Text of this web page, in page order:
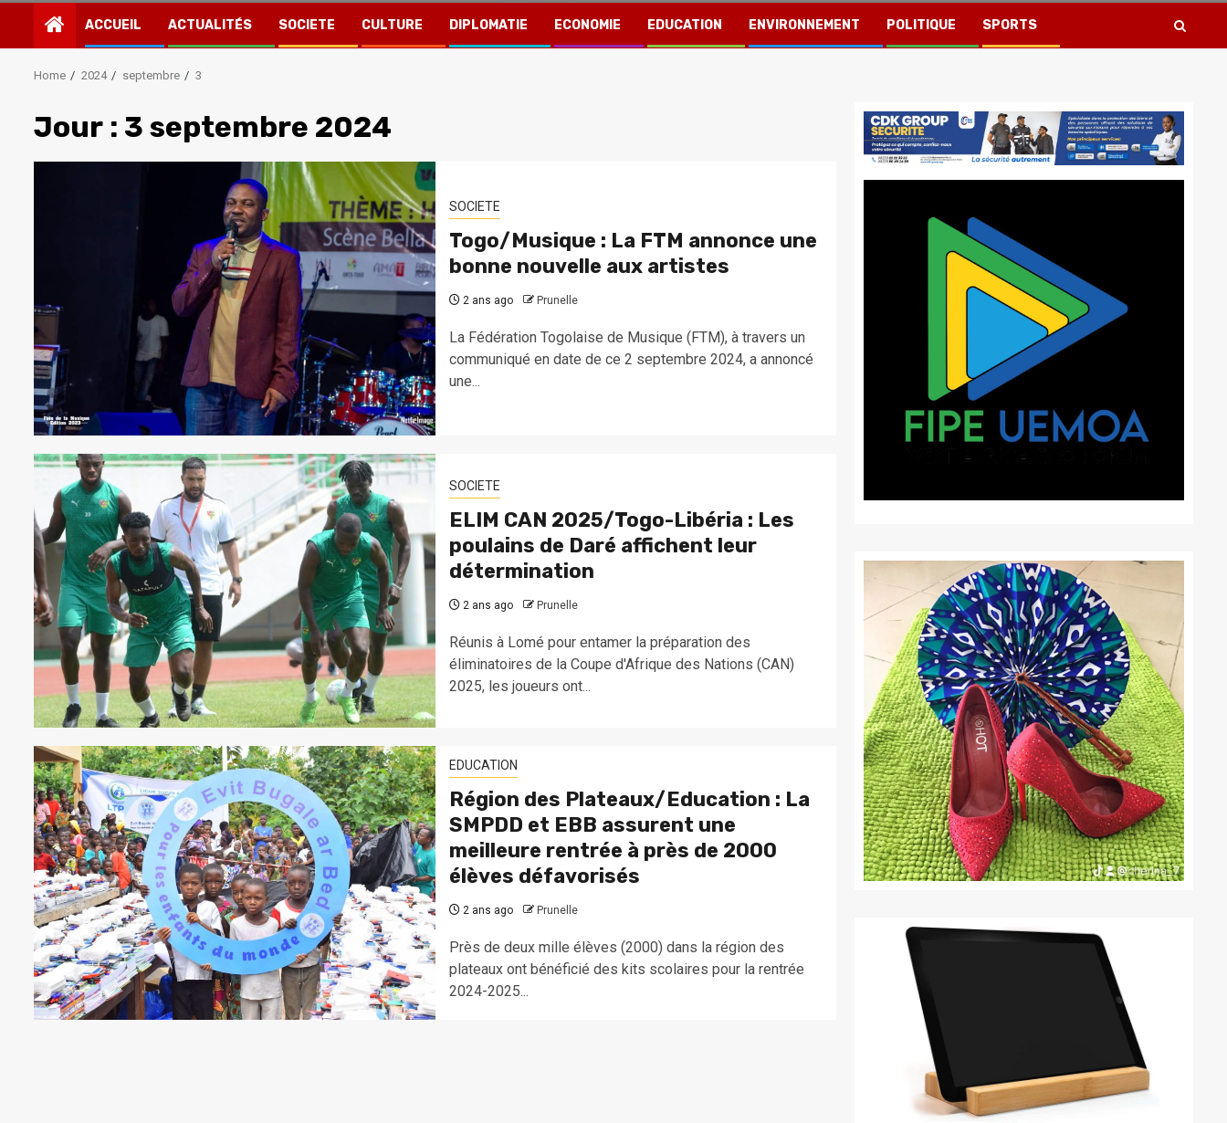
ACCUEIL ACTUALITÉS SOCIETE CULTURE DIPLOMATIE ECONOMIE EDUCATION ENVIRONNEMENT POLITIQUE SPORTS
Home 2024 septembre 3
Jour : 3 septembre 2024
SOCIETE
Togo/Musique : La FTM annonce une
bonne nouvelle aux artistes
2 ans ago Prunelle
La Fédération Togolaise de Musique (FTM), à travers un
communiqué en date de ce 2 septembre 2024, a annoncé
une...
SOCIETE
ELIM CAN 2025/Togo-Libéria : Les
poulains de Daré affichent leur
détermination
2 ans ago Prunelle
Réunis à Lomé pour entamer la préparation des
éliminatoires de la Coupe d'Afrique des Nations (CAN)
2025, les joueurs ont...
EDUCATION
Région des Plateaux/Education : La
SMPDD et EBB assurent une
meilleure rentrée à près de 2000
élèves défavorisés
2 ans ago Prunelle
Près de deux mille élèves (2000) dans la région des
plateaux ont bénéficié des kits scolaires pour la rentrée
2024-2025...